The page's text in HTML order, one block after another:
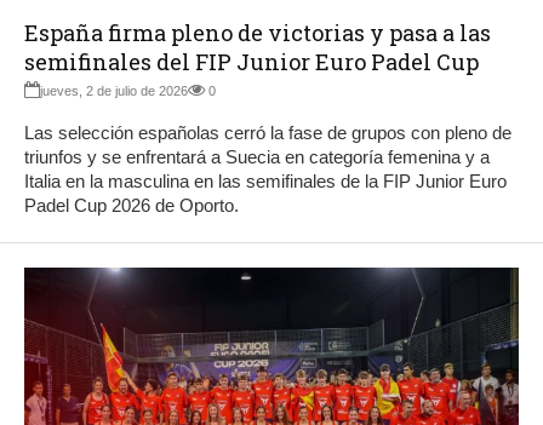
España firma pleno de victorias y pasa a las
semifinales del FIP Junior Euro Padel Cup
jueves, 2 de julio de 2026 0
Las selección españolas cerró la fase de grupos con pleno de
triunfos y se enfrentará a Suecia en categoría femenina y a
Italia en la masculina en las semifinales de la FIP Junior Euro
Padel Cup 2026 de Oporto.